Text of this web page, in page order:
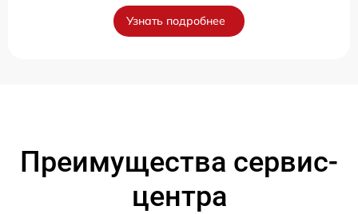
Узнать подробнее
Преимущества сервис-
центра